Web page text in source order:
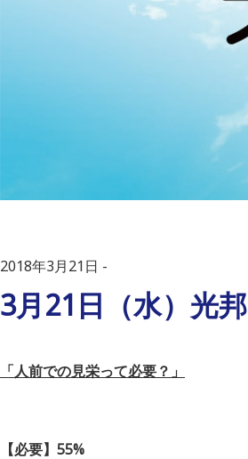
2018年3月21日
3月21日（水）光
「人前での見栄って必要？」
【必要】55%